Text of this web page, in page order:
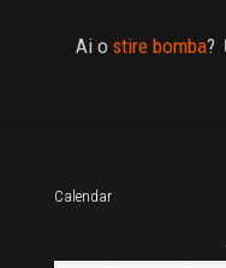
Ai o stire bomba?
Calendar